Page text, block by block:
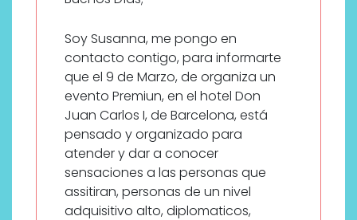
Soy Susanna, me pongo en
contacto contigo, para informarte
que el 9 de Marzo, de organiza un
evento Premiun, en el hotel Don
Juan Carlos I, de Barcelona, está
pensado y organizado para
atender y dar a conocer
sensaciones a las personas que
assitiran, personas de un nivel
adquisitivo alto, diplomaticos,